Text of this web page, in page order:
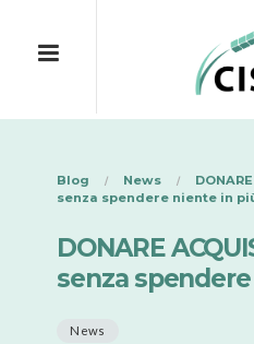
Blog News
senza spendere niente in
DONARE
senza
News